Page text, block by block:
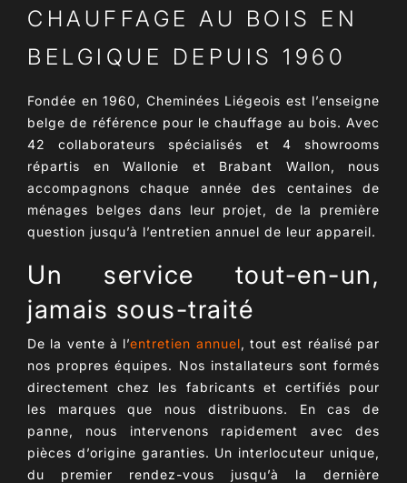
CHAUFFAGE AU BOIS EN
BELGIQUE DEPUIS 1960
Fondée en 1960 , Cheminées Liégeois est l’enseigne
belge de référence pour lechauffage au bois. Avec
42 collaborateurs spécialisés et 4 showrooms
répartis en Wallonie et Brabant Wallon, nous
accompagnons chaque année des centaines de
ménages belges dans leur projet, de la première
question jusqu’à l’entretien annuel de leur appareil.
Un service tout-en-un,
jamais sous-traité
De la vente à l’entretien annuel, tout est réalisé par
nos propres équipes. Nos installateurs sont formés
directement chez les fabricants et certifiés pour
les marques que nous distribuons. En cas de
panne, nous intervenons rapidement avec des
pièces d’origine garanties. Un interlocuteur unique,
du premier rendez-vous jusqu’à la dernière